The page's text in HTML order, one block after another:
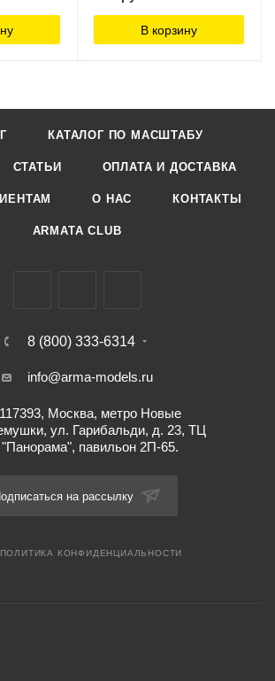
В корзину
КАТАЛОГ ПО МАСШТАБУ
СТАТЬИ ОПЛАТА И ДОСТАВКА
О НАС КОНТАКТЫ
ARMATA CLUB
8 (800) 333-6314
info@arma-models.ru
117393, Москва, метро Новые
ул. Гарибальди, д. 23, ТЦ
"Панорама", павильон 2П-65.
на рассылку
ПОЛИТИКА КОНФИДЕНЦИАЛЬНОСТИ